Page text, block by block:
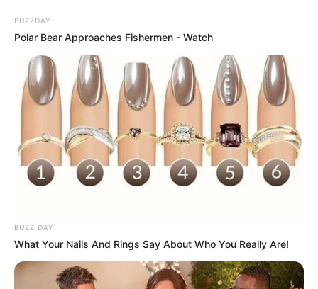
BUZZDAY
Polar Bear Approaches Fishermen - Watch
BUZZ DAY
What Your Nails And Rings Say About Who You Really Are!